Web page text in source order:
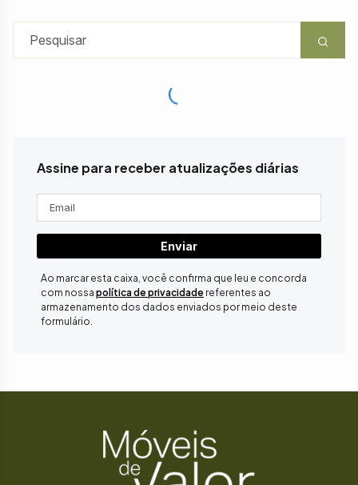
Assine para receber atualizações diárias
Enviar
Ao marcar esta caixa, você confirma que leu e concorda
com nossa política de privacidade referentes ao
armazenamento dos dados enviados por meio deste
formulário.